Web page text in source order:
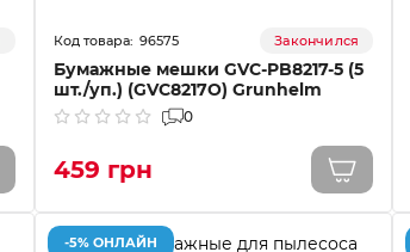
96575 Закончился
Бумажные мешки GVC-PB8217-5 (5
шт./уп.) (GVC8217O) Grunhelm
0
459 грн
-5% ОНЛАЙН